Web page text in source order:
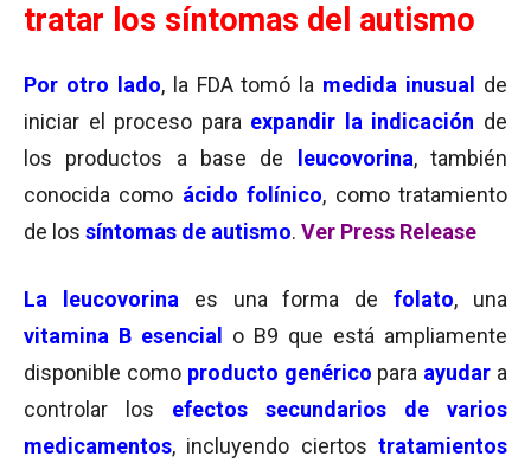
tratar los síntomas del autismo
Por otro lado, la FDA tomó la medida inusual
de
iniciar el proceso para expandir la indicación de
los productos a base de
leucovorina, también
conocida como ácido folínico, como tratamiento
de los síntomas de autismo. Ver Press Release
La leucovorina es una forma defolato, una
vitamina B esencial
o B9 que está ampliamente
disponible comoproducto genérico para ayudar a
controlar los efectos secundarios de varios
medicamentos, incluyendo ciertos tratamientos